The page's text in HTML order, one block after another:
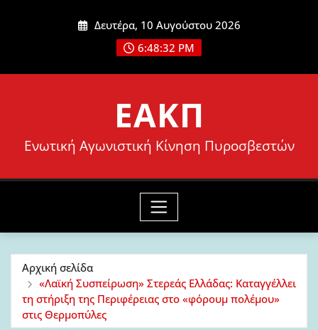
Δευτέρα, 10 Αυγούστου 2026
6:48:34 PM
ΕΑΚΠ
Ενωτική Αγωνιστική Κίνηση Πυροσβεστών
Αρχική σελίδα
«Λαϊκή Συσπείρωση» Στερεάς Ελλάδας: Καταγγέλλει
τη στήριξη της Περιφέρειας στο «φόρουμ πολέμου»
στις Θερμοπύλες